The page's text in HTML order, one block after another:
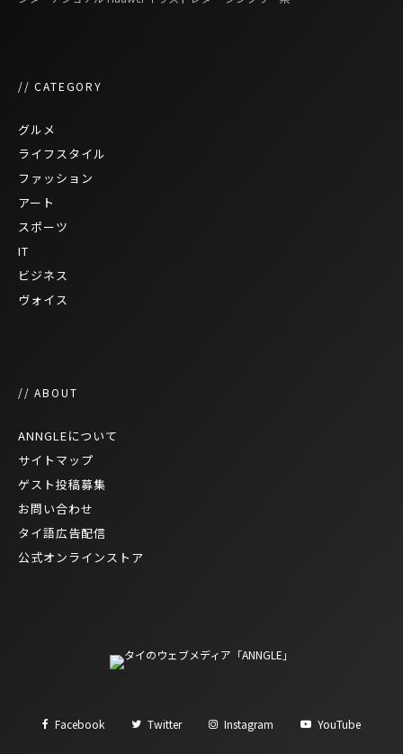
// CATEGORY
グルメ
ライフスタイル
ファッション
アート
スポーツ
IT
ビジネス
ヴォイス
// ABOUT
ANNGLEについて
サイトマップ
ゲスト投稿募集
お問い合わせ
タイ語広告配信
公式オンラインストア
Facebook Twitter Instagram YouTube